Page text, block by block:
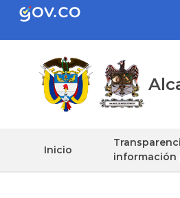
Inicio
información